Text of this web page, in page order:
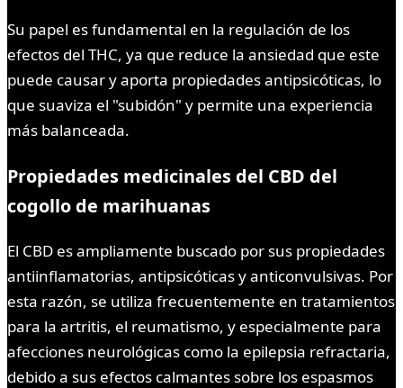
Su papel es fundamental en la regulación de los
efectos del THC, ya que reduce la ansiedad que este
puede causar y aporta propiedades antipsicóticas, lo
que suaviza el "subidón" y permite una experiencia
más balanceada.
Propiedades medicinales del CBD del
cogollo de marihuanas
El CBD es ampliamente buscado por sus propiedades
antiinflamatorias, antipsicóticas y anticonvulsivas. Por
esta razón, se utiliza frecuentemente en tratamientos
para la artritis, el reumatismo, y especialmente para
afecciones neurológicas como la epilepsia refractaria,
debido a sus efectos calmantes sobre los espasmos